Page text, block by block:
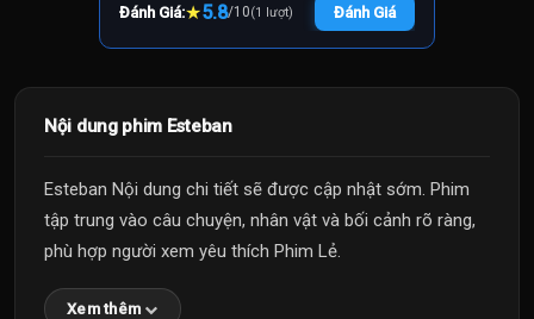
Đánh Giá:★5.8/10(1 lượt) Đánh Giá
Nội dung phim Esteban
Esteban Nội dung chi tiết sẽ được cập nhật sớm. Phim
tập trung vào câu chuyện, nhân vật và bối cảnh rõ ràng,
phù hợp người xem yêu thích Phim Lẻ.
Xem thêm